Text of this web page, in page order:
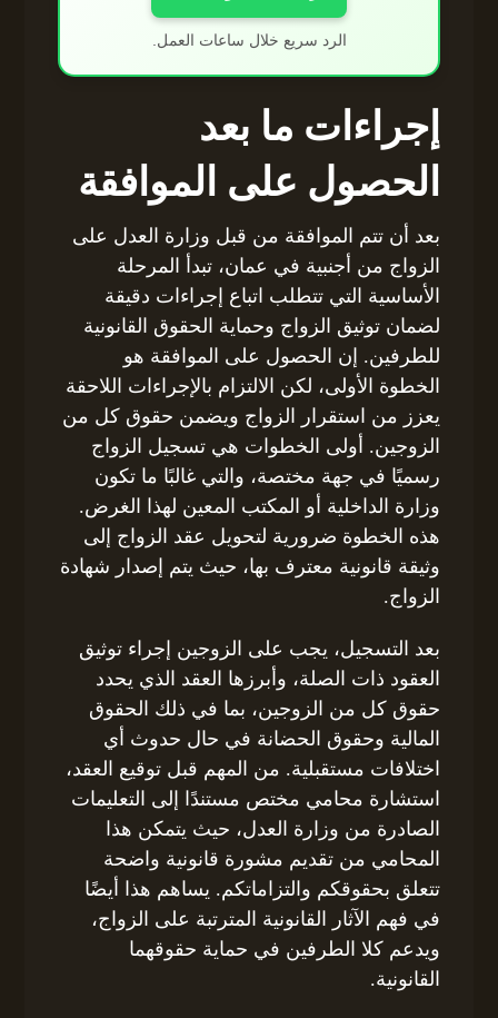
الرد سريع خلال ساعات العمل.
إجراءات ما بعد
الحصول على الموافقة
بعد أن تتم الموافقة من قبل وزارة العدل على
الزواج من أجنبية في عمان، تبدأ المرحلة
الأساسية التي تتطلب اتباع إجراءات دقيقة
لضمان توثيق الزواج وحماية الحقوق القانونية
للطرفين. إن الحصول على الموافقة هو
الخطوة الأولى، لكن الالتزام بالإجراءات اللاحقة
يعزز من استقرار الزواج ويضمن حقوق كل من
الزوجين. أولى الخطوات هي تسجيل الزواج
رسميًا في جهة مختصة، والتي غالبًا ما تكون
وزارة الداخلية أو المكتب المعين لهذا الغرض.
هذه الخطوة ضرورية لتحويل عقد الزواج إلى
وثيقة قانونية معترف بها، حيث يتم إصدار شهادة
الزواج.
بعد التسجيل، يجب على الزوجين إجراء توثيق
العقود ذات الصلة، وأبرزها العقد الذي يحدد
حقوق كل من الزوجين، بما في ذلك الحقوق
المالية وحقوق الحضانة في حال حدوث أي
اختلافات مستقبلية. من المهم قبل توقيع العقد،
استشارة محامي مختص مستندًا إلى التعليمات
الصادرة من وزارة العدل، حيث يتمكن هذا
المحامي من تقديم مشورة قانونية واضحة
تتعلق بحقوقكم والتزاماتكم. يساهم هذا أيضًا
في فهم الآثار القانونية المترتبة على الزواج،
ويدعم كلا الطرفين في حماية حقوقهما
القانونية.